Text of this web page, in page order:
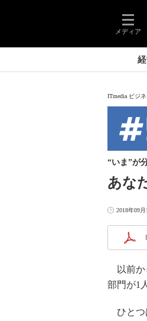
メディア
ITmedia ビジ
あな
“いま”が
2018年09
以前か
部門が1
ひとつ